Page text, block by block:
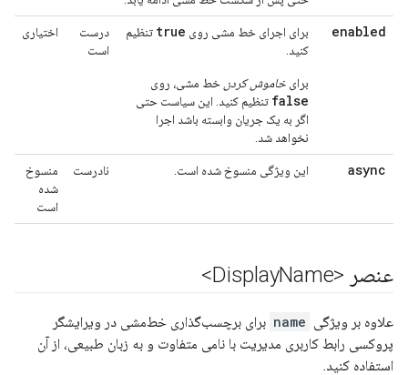
enabled برای اجرای خط مشی روی true تنظیم
کنید.
برای خاموش کردن خط مشی، روی
false تنظیم کنید. این سیاست حتی
اگر به یک جریان وابسته باشد اجرا
نخواهد شد.
درست
است
اختیاری
async این ویژگی منسوخ شده است. نادرست
منسوخ
شده
است
عنصر <DisplayName>
علاوه بر ویژگی name برای برچسب‌گذاری خط‌مشی در ویرایشگر
پروکسی رابط کاربری مدیریت با نامی متفاوت و به زبان طبیعی، از آن
استفاده کنید.